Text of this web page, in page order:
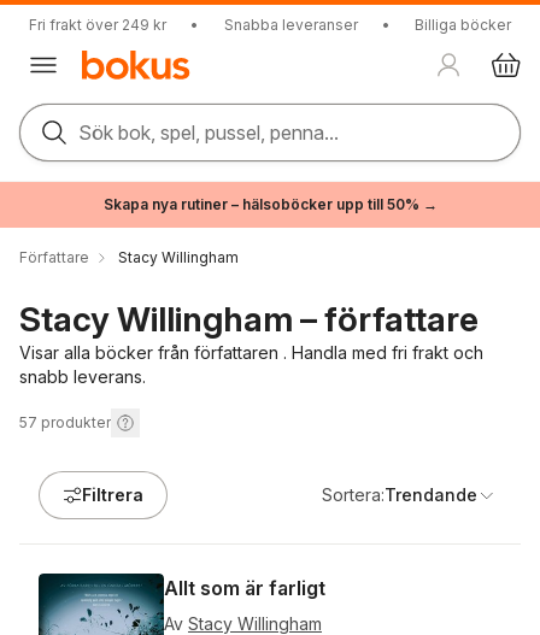
Fri frakt över 249 kr • Snabba leveranser • Billiga böcker
Sök bok, spel, pussel, penna...
Skapa nya rutiner – hälsoböcker upp till 50% →
Författare Stacy Willingham
Stacy Willingham – författare
Visar alla böcker från författaren . Handla med fri frakt och
snabb leverans.
57 produkter
Filtrera Sortera:Trendande
Allt som är farligt
Av Stacy Willingham